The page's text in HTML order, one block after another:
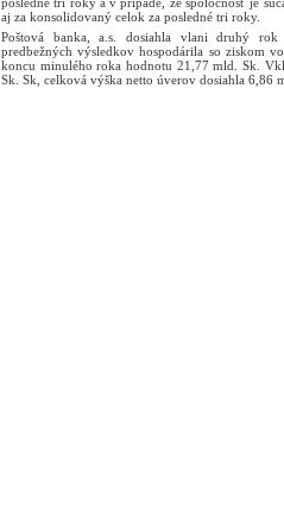
aj za konsolidovaný celok za posledné tri roky.
Poštová banka, a.s. dosiahla vlani druhý
predbežných výsledkov hospodárila so ziskom
koncu minulého roka hodnotu 21,77 mld. Sk.
Sk. Sk, celková výška netto úverov dosiahla 6,86